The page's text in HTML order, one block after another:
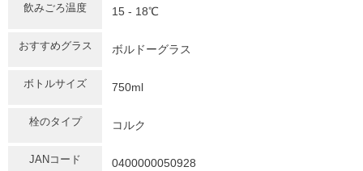
飲みごろ温度 15 - 18℃
おすすめグラス ボルドーグラス
ボトルサイズ 750ml
栓のタイプ コルク
JANコード 0400000050928